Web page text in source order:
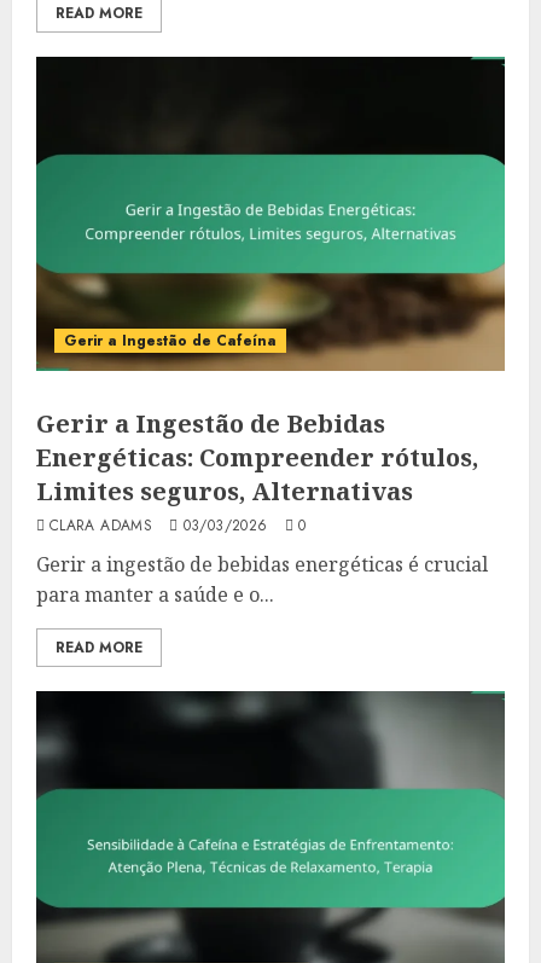
READ MORE
Gerir a Ingestão de Cafeína
Gerir a Ingestão de Bebidas
Energéticas: Compreender rótulos,
Limites seguros, Alternativas
CLARA ADAMS 03/03/2026 0
Gerir a ingestão de bebidas energéticas é crucial
para manter a saúde e o...
READ MORE